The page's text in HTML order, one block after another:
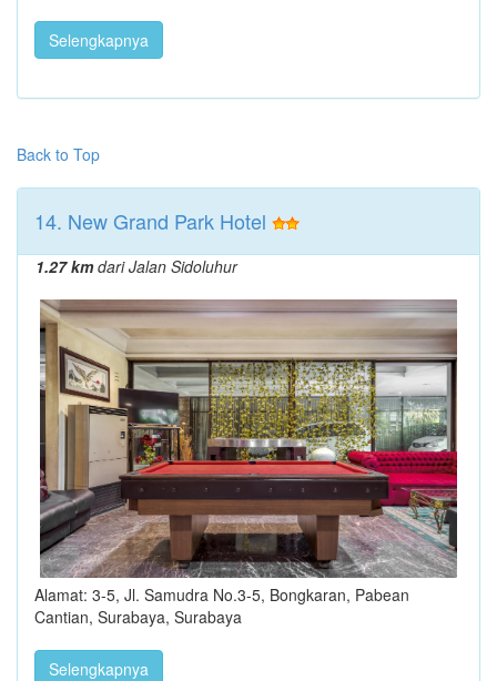
Selengkapnya
Back to Top
14. New Grand Park Hotel
1.27 kmdari Jalan Sidoluhur
Alamat: 3-5, Jl. Samudra No.3-5, Bongkaran, Pabean
Cantian, Surabaya, Surabaya
Selengkapnya